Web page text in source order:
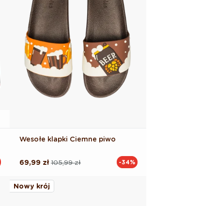
Wesołe klapki Ciemne piwo
Cena
105,99 zł
Cena
69,99 zł -34%
Nowy krój